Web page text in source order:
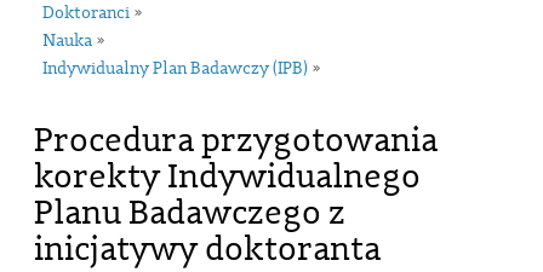
Doktoranci »
Nauka »
Indywidualny Plan Badawczy (IPB) »
Procedura przygotowania
korekty Indywidualnego
Planu Badawczego z
inicjatywy doktoranta